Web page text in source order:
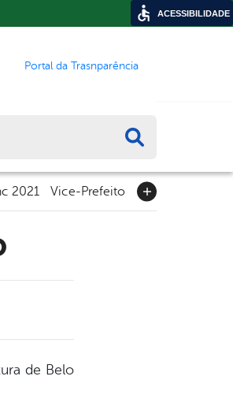
Portal da Trasnparência
2021 Vice-Prefeito
de Belo
ACESSIBILIDADE